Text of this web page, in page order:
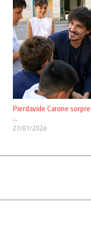
Pierdavide Carone
...
27/07/2026